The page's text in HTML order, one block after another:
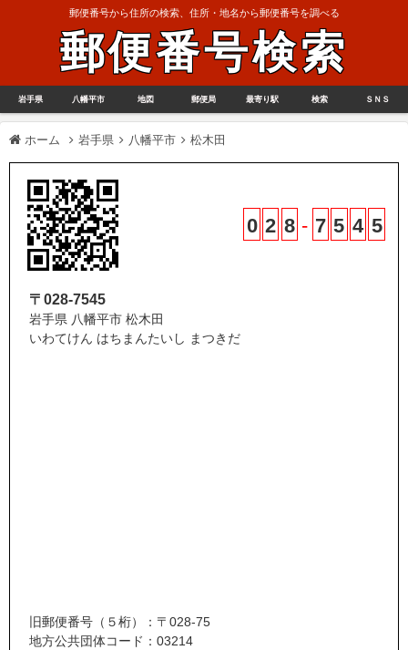
郵便番号から住所の検索、住所・地名から郵便番号を調べる
郵便番号検索
岩手県 八幡平市 地図 郵便局 最寄り駅 検索 ＳＮＳ
ホーム 岩手県 八幡平市 松木田
0 2 8 - 7 5 4 5
〒028-7545
岩手県 八幡平市 松木田
いわてけん はちまんたいし まつきだ
旧郵便番号（５桁）：〒028-75
地方公共団体コード：03214